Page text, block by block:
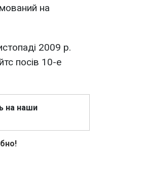
на
2009 р.
посів 10-е
на наши